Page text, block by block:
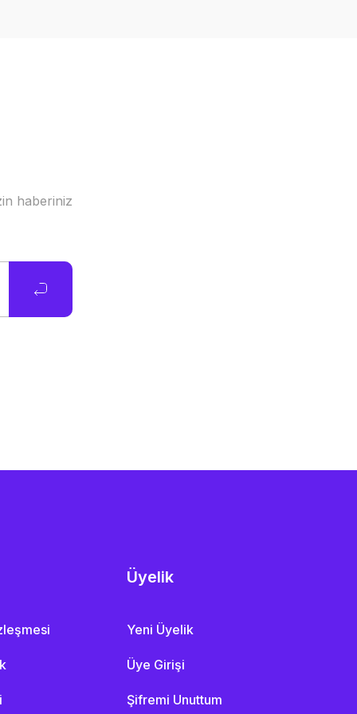
haberiniz
Üyelik
Yeni Üyelik
Üye Girişi
Şifremi Unuttum